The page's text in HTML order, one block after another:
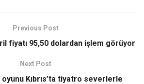
Previous Post
fiyatı 95,50 dolardan işlem görüyor
Next Post
oyunu Kıbrıs’ta tiyatro severlerle